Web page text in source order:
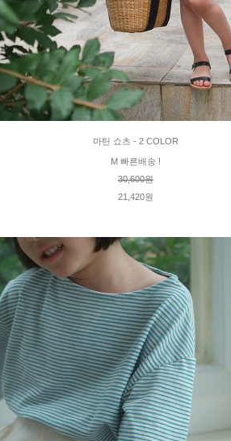
마틴 쇼츠 - 2 COLOR
M 빠른배송 !
30,600원
21,420원